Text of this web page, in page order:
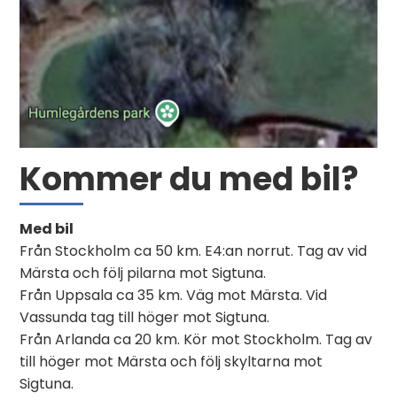
Kommer du med bil?
Med bil
Från Stockholm ca 50 km. E4:an norrut. Tag av vid
Märsta och följ pilarna mot Sigtuna.
Från Uppsala ca 35 km. Väg mot Märsta. Vid
Vassunda tag till höger mot Sigtuna.
Från Arlanda ca 20 km. Kör mot Stockholm. Tag av
till höger mot Märsta och följ skyltarna mot
Sigtuna.